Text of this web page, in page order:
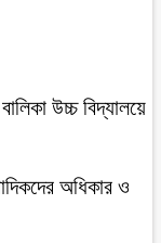
উচ্চ বিদ্যালয়ে
অধিকার ও